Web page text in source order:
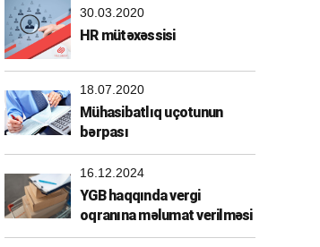
30.03.2020
HR mütəxəssisi
18.07.2020
Mühasibatlıq uçotunun
bərpası
16.12.2024
YGB haqqında vergi
oqranına məlumat verilməsi